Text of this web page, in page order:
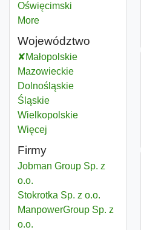
Oświęcimski
Moredistricts
Województwo
MałopolskieWojewództwo
MazowieckieWojewództwo
DolnośląskieWojewództwo
ŚląskieWojewództwo
WielkopolskieWojewództwo
Więcej
Firmy
Jobman Group Sp. z
o.o.
Stokrotka Sp. z o.o.
ManpowerGroup Sp. z
o.o.